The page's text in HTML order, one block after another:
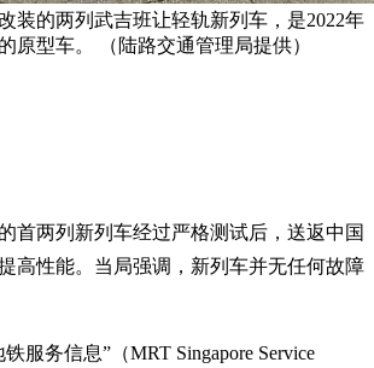
装的两列武吉班让轻轨新列车，是2022年
原型车。 （陆路交通管理局提供）
首两列新列车经过严格测试后，送返中国
高性能。当局强调，新列车并无任何故障
服务信息”（MRT Singapore Service